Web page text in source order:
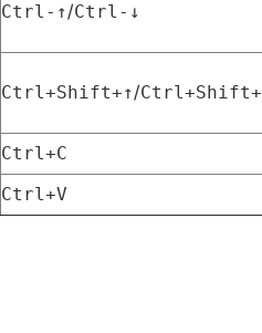
Ctrl-↑/Ctrl-↓
Ctrl+Shift+↑/
Ctrl+C
Ctrl+V